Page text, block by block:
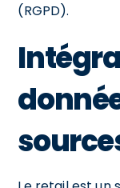
(RGPD).